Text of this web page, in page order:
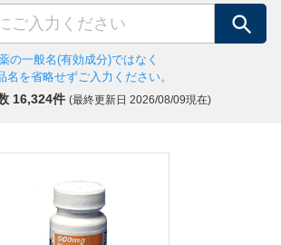
検索
の一般名(有効成分)ではなく
名を省略せずご入力ください。
16,324件 (最終更新日 2026/08/09現在)